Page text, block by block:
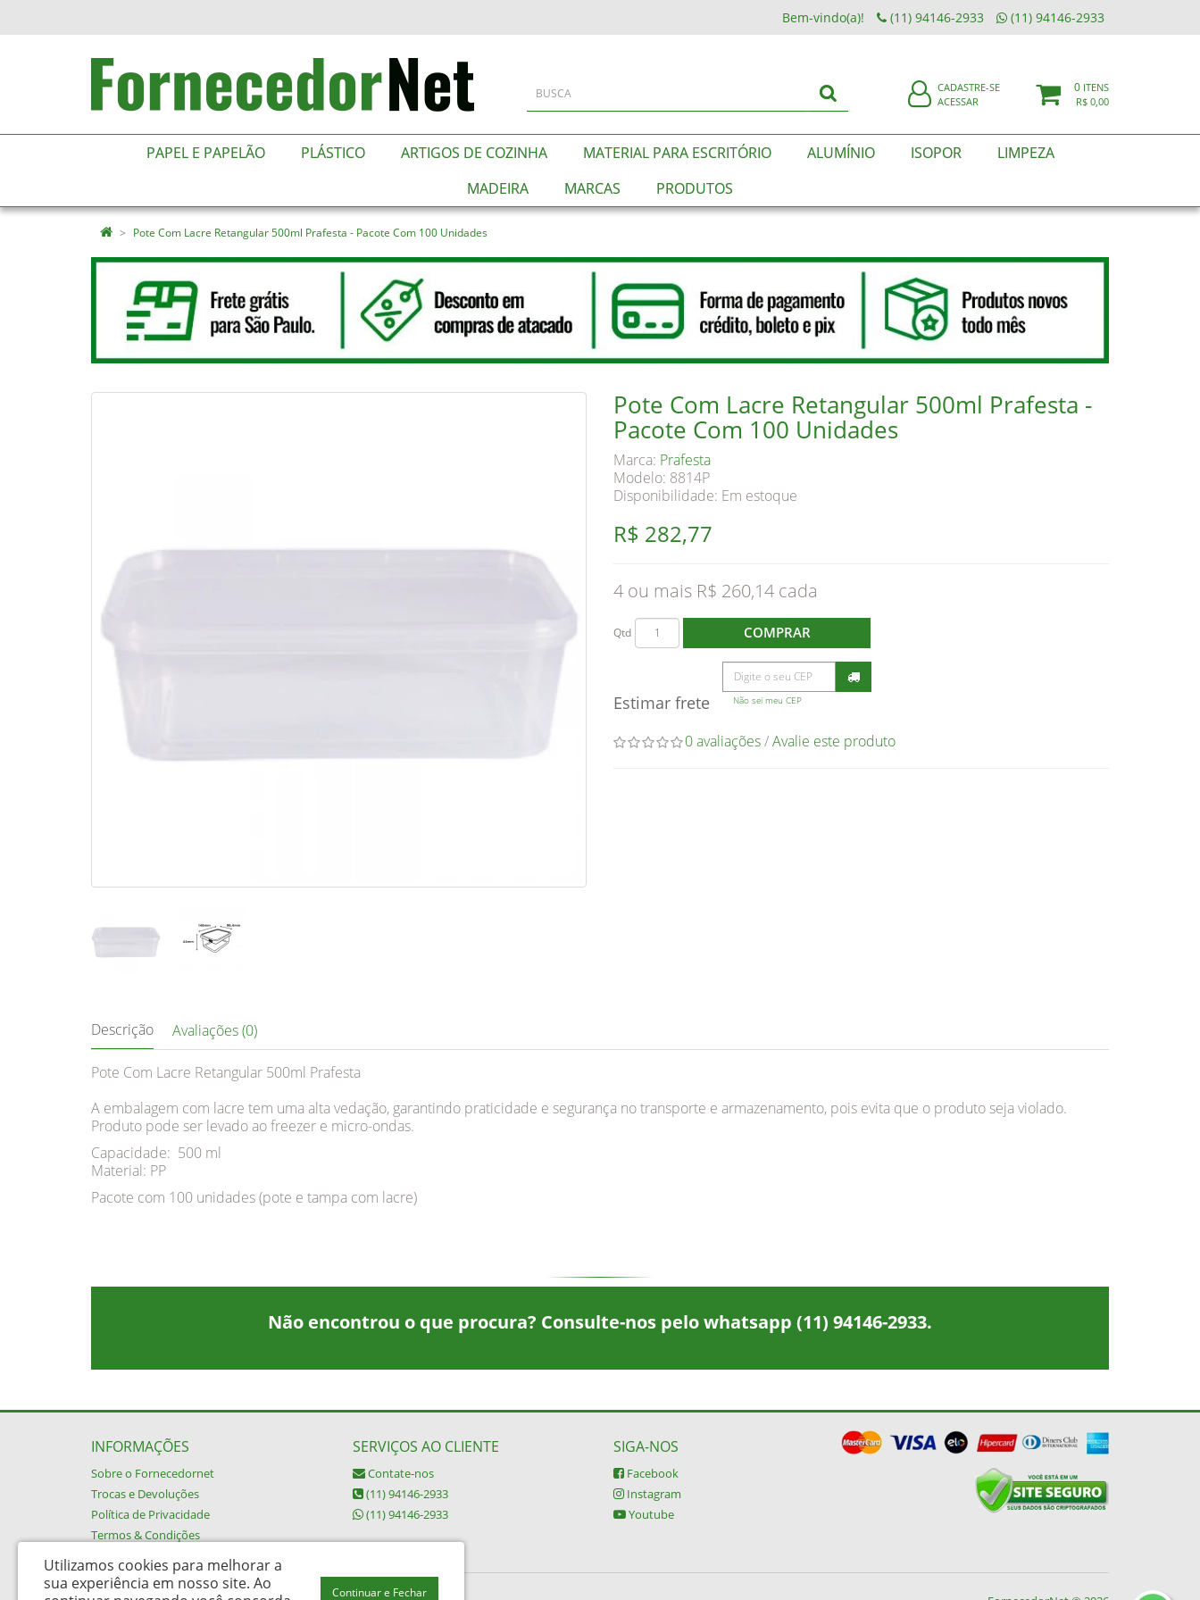
Bem-vindo(a)! (11) 94146-2933 (11) 94146-2933
CADASTRE-SE
ACESSAR
0 ITENS
R$ 0,00
PAPEL E PAPELÃO PLÁSTICO ARTIGOS DE COZINHA MATERIAL PARA ESCRITÓRIO ALUMÍNIO ISOPOR
LIMPEZA
MADEIRA
MARCAS PRODUTOS
Pote Com Lacre Retangular 500ml Prafesta - Pacote Com 100 Unidades
Pote Com Lacre Retangular 500ml Prafesta -
Pacote Com 100 Unidades
Marca: Prafesta
Modelo: 8814P
Disponibilidade: Em estoque
R$ 282,77
4 ou mais R$ 260,14
Qtd COMPRAR
Estimar frete Não sei meu CEP
0 avaliações/Avalie este produto
Descrição Avaliações (0)
Pote Com Lacre Retangular 500ml Prafesta
A embalagem com lacre tem uma alta vedação, garantindo praticidade e segurança no transporte e armazenamento, pois evita que o produto seja violado.
Produto pode ser levado ao freezer e micro-ondas.
Capacidade: 500 ml
Material: PP
Pacote com 100 unidades (pote e tampa com lacre)
Não encontrou o que procura? Consulte-nos pelo whatsapp (11) 94146-2933.
INFORMAÇÕES
Sobre o Fornecedornet
Trocas e Devoluções
Política de Privacidade
Termos & Condições
SERVIÇOS AO CLIENTE
Contate-nos
(11) 94146-2933
(11) 94146-2933
SIGA-NOS
Facebook
Instagram
Youtube
Utilizamos cookies para melhorar a
sua experiência em nosso site. Ao
Continuar e Fechar